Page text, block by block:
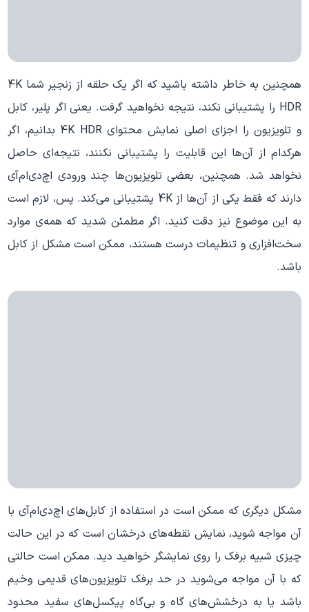
همچنین به خاطر داشته باشید که اگر یک حلقه از زنجیر شما 4K
HDR را پشتیبانی نکند، نتیجه نخواهید گرفت. یعنی اگر پلیر، کابل
و تلویزیون را اجزای اصلی نمایش محتوای 4K HDR بدانیم، اگر
هرکدام از آن‌ها این قابلیت را پشتیبانی نکنند، نتیجه‌ای حاصل
نخواهد شد. همچنین، بعضی تلویزیون‌ها چند ورودی اچ‌دی‌ام‌آی
دارند که فقط یکی از آن‌ها از 4K پشتیبانی می‌کند. پس، لازم است
به این موضوع نیز دقت کنید. اگر مطمئن شدید که همه‌ی موارد
سخت‌افزاری و تنظیمات درست هستند، ممکن است مشکل از کابل
باشد.
مشکل دیگری که ممکن است در استفاده از کابل‌های اچ‌دی‌ام‌آی با
آن مواجه شوید، نمایش نقطه‌های درخشان است که در این حالت
چیزی شبیه برفک را روی نمایشگر خواهید دید. ممکن است حالتی
که با آن مواجه می‌شوید در حد برفک تلویزیون‌های قدیمی وخیم
باشد یا به درخشش‌های گاه و بی‌گاه پیکسل‌های سفید محدود